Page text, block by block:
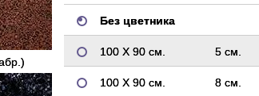
Без цветника
100 Х 90 см. 5 см.
100 Х 90 см. 8 см.